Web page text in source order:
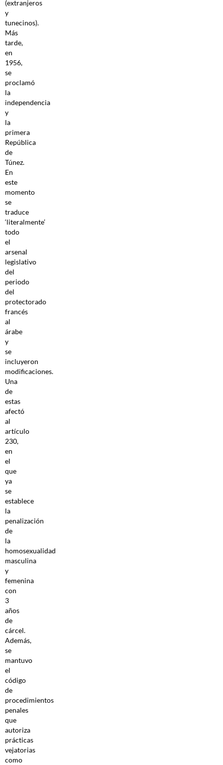
(extranjeros
y
tunecinos).
Más
tarde,
en
1956,
se
proclamó
la
independencia
y
la
primera
República
de
Túnez.
En
este
momento
se
traduce
‘literalmente’
todo
el
arsenal
legislativo
del
periodo
del
protectorado
francés
al
árabe
y
se
incluyeron
modificaciones.
Una
de
estas
afectó
al
artículo
230,
en
el
que
ya
se
establece
la
penalización
de
la
homosexualidad
masculina
y
femenina
con
3
años
de
cárcel.
Además,
se
mantuvo
el
código
de
procedimientos
penales
que
autoriza
prácticas
vejatorias
como